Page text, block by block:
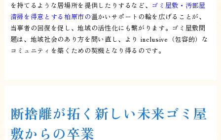
を持てるような居場所を提供したりするなど、 ゴミ屋敷・汚部屋
清掃を得意とする柏原市の温かいサポートの輪を広げることが、
当事者の回復を促し、地域の活性化にも繋がります。ゴミ屋敷問
題は、地域社会のあり方を問い直し、より inclusive（包容的）な
コミュニティを築くための契機となり得るのです。
断捨離が拓く新しい未来ゴミ屋
敷からの卒業